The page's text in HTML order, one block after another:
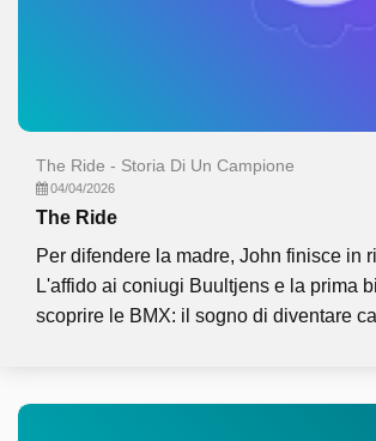
The Ride - Storia Di Un Campione
04/04/2026
The Ride
Per difendere la madre, John finisce in
L'affido ai coniugi Buultjens e la prima
scoprire le BMX: il sogno di diventare